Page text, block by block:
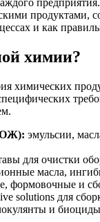
продуктами,
и как
химии?
эмульсии,
для очистки
масла,
формовочные и
solutions для
и